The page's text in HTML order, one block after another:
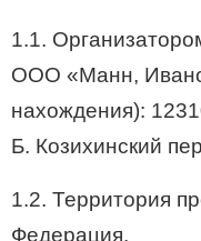
1.1.
ООО «Манн,
нахождения):
Б. Козихинский
1.2. Территория
Федерация.